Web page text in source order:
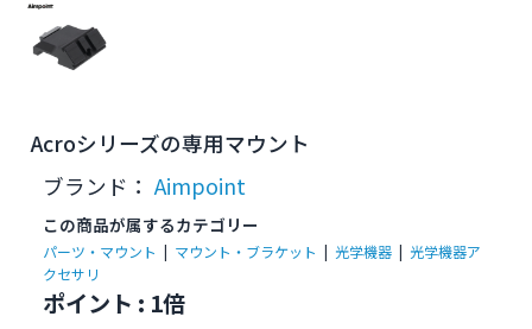
Acroシリーズの専用マウント
ブランド： Aimpoint
この商品が属するカテゴリー
パーツ・マウント | マウント・ブラケット | 光学機器 | 光学機器ア
クセサリ
ポイント : 1倍